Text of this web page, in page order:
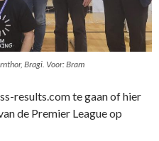
Bragi. Voor: Bram
results.com te gaan of hier
de Premier League op